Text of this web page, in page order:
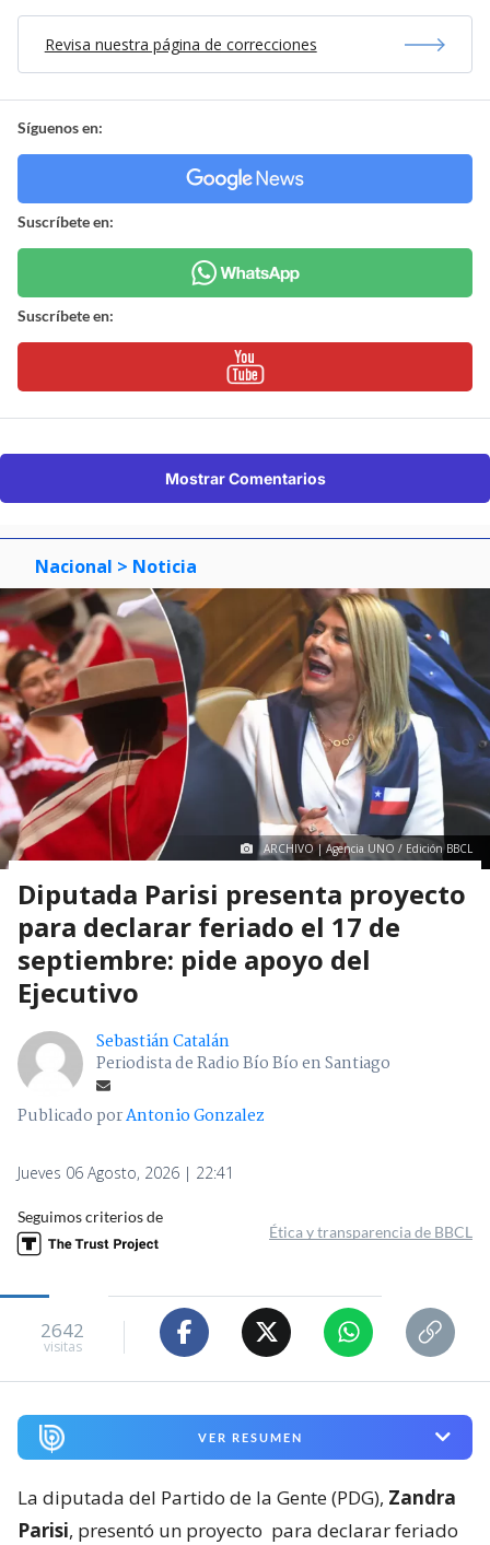
Revisa nuestra página de correcciones
Síguenos en:
Suscríbete en:
Suscríbete en:
Mostrar Comentarios
Nacional > Noticia
ARCHIVO | Agencia UNO / Edición BBCL
Diputada Parisi presenta proyecto
para declarar feriado el 17 de
septiembre: pide apoyo del
Ejecutivo
Sebastián Catalán
Periodista de Radio Bío Bío en Santiago
Publicado porAntonio Gonzalez
Jueves 06 Agosto, 2026 | 22:41
Seguimos criterios de
Ética y transparencia de BBCL
2642
visitas
VER RESUMEN
La diputada del Partido de la Gente (PDG), Zandra
Parisi, presentó un proyecto para declarar feriado